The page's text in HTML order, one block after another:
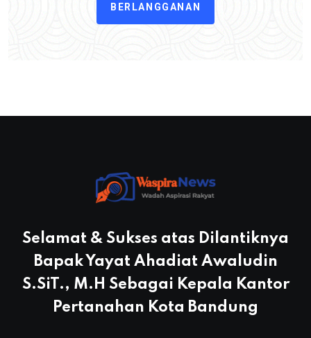
BERLANGGANAN
Selamat & Sukses atas Dilantiknya
Bapak Yayat Ahadiat Awaludin
S.SiT., M.H Sebagai Kepala Kantor
Pertanahan Kota Bandung